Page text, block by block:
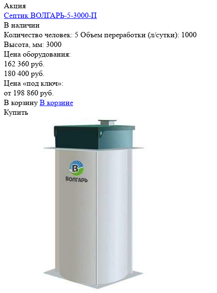
Акция
Септик ВОЛГАРЬ-5-3000-П
В наличии
Количество человек: 5 Объем переработки (л/сутки): 1000
Высота, мм: 3000
Цена оборудования:
162 360 руб.
180 400 руб.
Цена «под ключ»:
от 198 860 руб.
В корзину В корзине
Купить